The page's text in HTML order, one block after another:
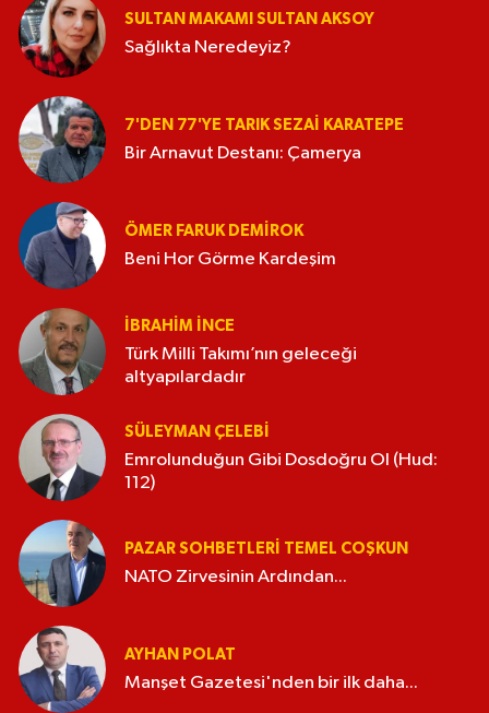
SULTAN MAKAMI SULTAN AKSOY
Sağlıkta Neredeyiz?
7'DEN 77'YE TARIK SEZAI KARATEPE
Bir Arnavut Destanı: Çamerya
ÖMER FARUK DEMIROK
Beni Hor Görme Kardeşim
İBRAHIM İNCE
Türk Milli Takımı’nın geleceği
altyapılardadır
SÜLEYMAN ÇELEBI
Emrolunduğun Gibi Dosdoğru Ol (Hud:
112)
PAZAR SOHBETLERI TEMEL COŞKUN
NATO Zirvesinin Ardından...
AYHAN POLAT
Manşet Gazetesi'nden bir ilk daha...